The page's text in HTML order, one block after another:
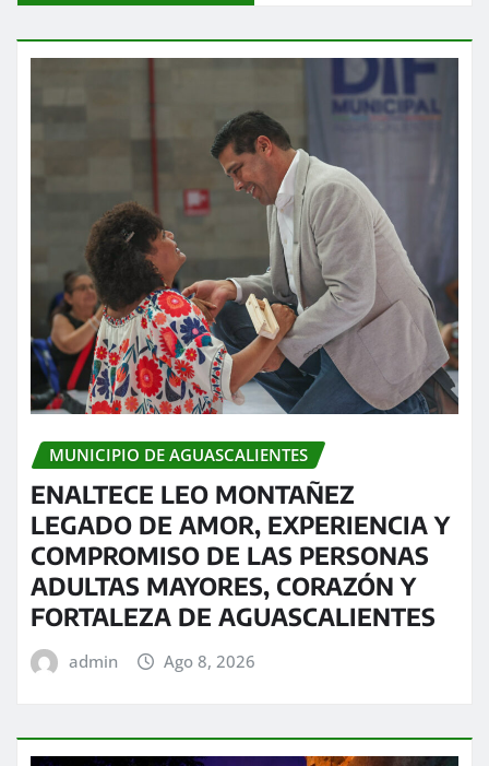
MUNICIPIO DE AGUASCALIENTES
ENALTECE LEO MONTAÑEZ
LEGADO DE AMOR, EXPERIENCIA Y
COMPROMISO DE LAS PERSONAS
ADULTAS MAYORES, CORAZÓN Y
FORTALEZA DE AGUASCALIENTES
admin Ago 8, 2026